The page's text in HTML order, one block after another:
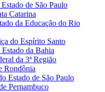
de São Paulo
Catarina
da Educação do Rio
do Espírito Santo
da Bahia
da 3ª Região
Rondônia
Estado de São Paulo
Pernambuco